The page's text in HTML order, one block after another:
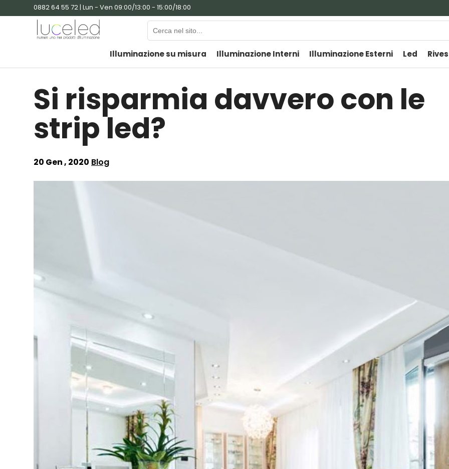
0882 64 55 72 | Lun - Ven 09:00/13:00 - 15:00/18:00
Illuminazione su misura Illuminazione Interni Illuminazione Esterni Led
Si risparmia davvero con le
strip led?
20 Gen , 2020 Blog